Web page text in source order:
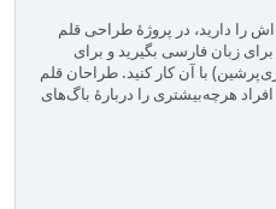
را دارید، در پروژهٔ طراحی قلم
زبان فارسی بگیرید و برای
با آن کار کنید. طراحان قلم
هرچه‌بیشتری را دربارهٔ باگ‌های